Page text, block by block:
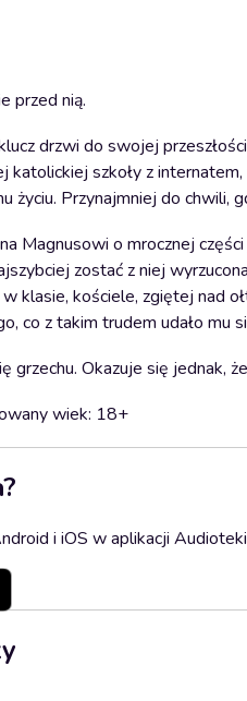
przed nią.
drzwi do swojej
katolickiej szkoły z
życiu. Przynajmniej do chwili,
Magnusowi o mrocznej
zostać z niej
klasie, kościele, zgiętej nad
co z takim trudem udało mu
grzechu. Okazuje się jednak,
wiek: 18+
i iOS w aplikacji Audioteki